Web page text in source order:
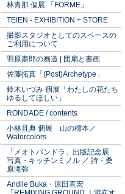
林青那 個展 「FORME」
TEIEN - EXHIBITION + STORE
撮影スタジオとしてのスペースの
ご利用について
羽原肅郎の画道 | 団扇と書画
佐藤拓真「(Post)Archetype」
鈴木いづみ 個展「わたしの花たち
ゆるしてほしい」
RONDADE / contents
小林且典 個展 山の標本／
Watercolors
「メオトパンドラ」出版記念展
写真・キッチンミノル ／ 詩・桑
原滝弥
Andile Buka・原田直宏